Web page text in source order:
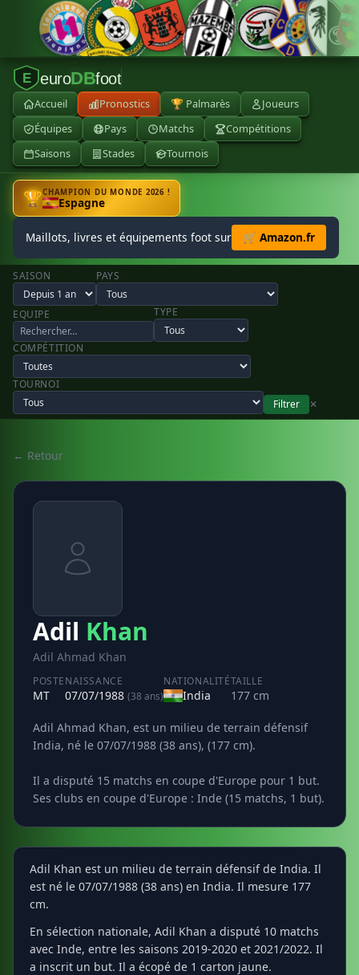
E euroDBfoot
Accueil Pronostics 🏆 Palmarès
Joueurs
Équipes
Pays Matchs
Compétitions
Saisons
Stades Tournois
🏆CHAMPION DU MONDE 2026 !
Espagne
Maillots, livres et équipements foot sur 🛒 Amazon.fr
SAISON PAYS
EQUIPE TYPE
COMPÉTITION
TOURNOI
Filtrer
✕
← Retour
Adil Khan
Adil Ahmad Khan
POSTE
MT
NAISSANCE
07/07/1988 (38 ans)
NATIONALITÉ
India
TAILLE
177 cm
Adil Ahmad Khan, est un milieu de terrain défensif
India, né le 07/07/1988 (38 ans), (177 cm).
Il a disputé 15 matchs en coupe d'Europe pour 1 but.
Ses clubs en coupe d'Europe : Inde (15 matchs, 1 but).
Adil Khan est un milieu de terrain défensif de India. Il
est né le 07/07/1988 (38 ans) en India. Il mesure 177
cm.
En sélection nationale, Adil Khan a disputé 10 matchs
avec Inde, entre les saisons 2019-2020 et 2021/2022. Il
a inscrit un but. Il a écopé de 1 carton jaune.